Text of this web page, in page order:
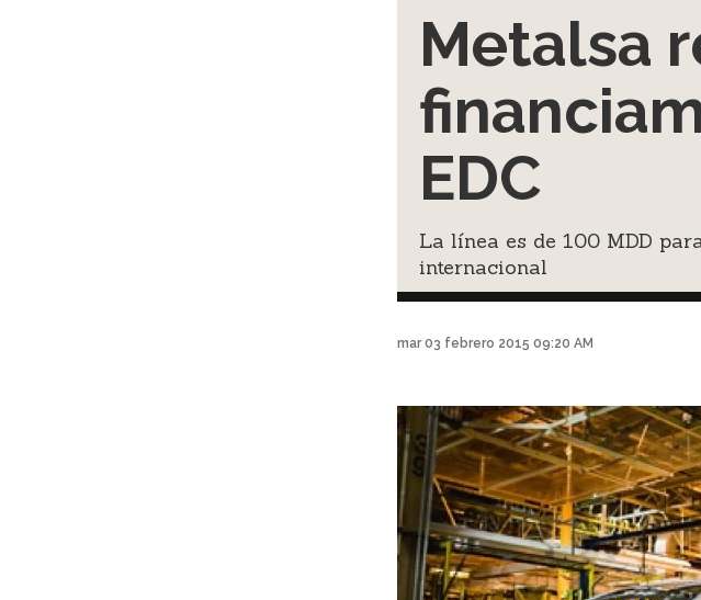
Metalsa
EDC
La línea es de 100 MDD
internacional
mar 03 febrero 2015 09:20 AM